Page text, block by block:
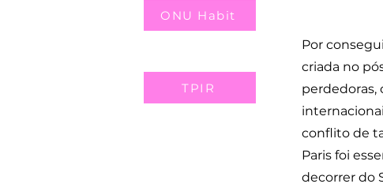
ONU Habit
TPIR
Por
criada no
perdedoras,
conflito de
Paris foi
decorrer do